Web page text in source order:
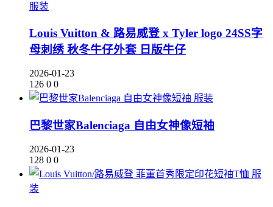
服装
Louis Vuitton & 路易威登 x Tyler logo 24SS字
母刺绣 秋冬牛仔外套 日版牛仔
2026-01-23
126 0 0
服装
巴黎世家Balenciaga 自由女神像短袖
2026-01-23
128 0 0
服
装